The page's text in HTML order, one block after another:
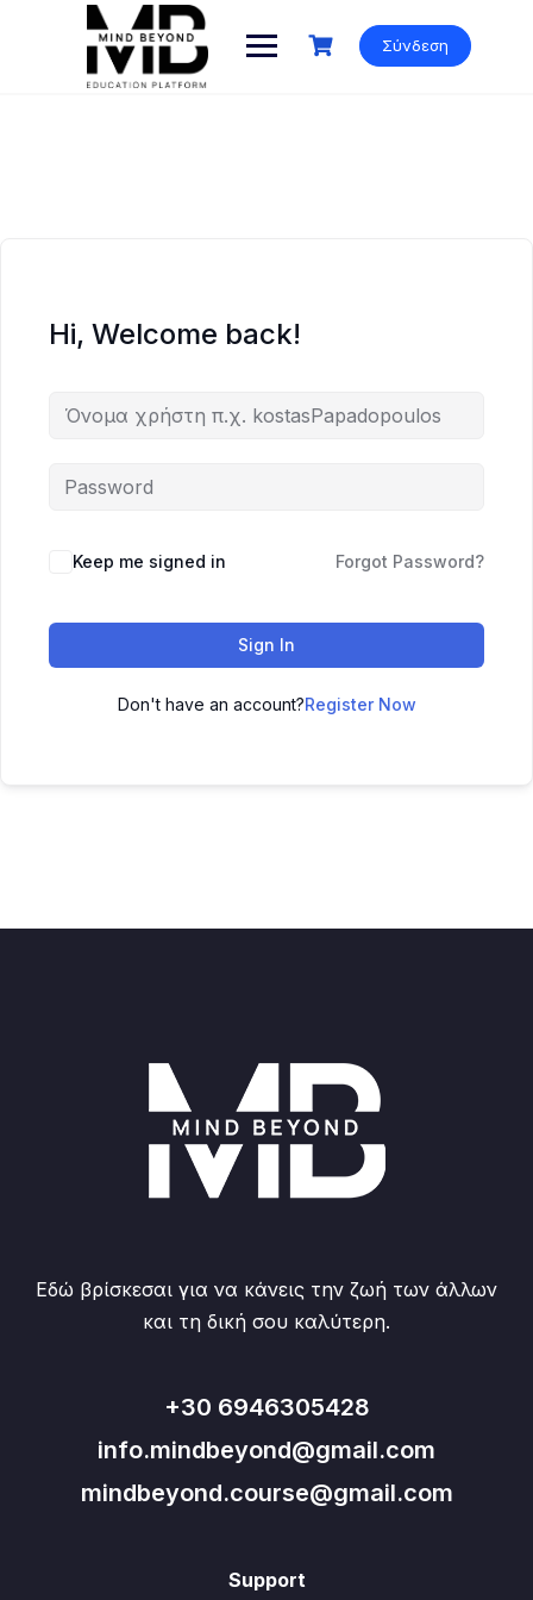
Σύνδεση
Hi, Welcome back!
Keep me signed in Forgot Password?
Sign In
Don't have an account?Register Now
Εδώ βρίσκεσαι για να κάνεις την ζωή των άλλων
και τη δική σου καλύτερη.
+30 6946305428
info.mindbeyond@gmail.com
mindbeyond.course@gmail.com
Support